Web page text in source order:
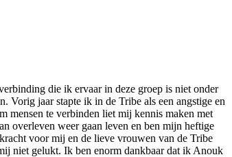
die ik ervaar in deze groep is niet onder
Vorig jaar stapte ik in de Tribe als een angstige en
mensen te verbinden liet mij kennis maken met
overleven weer gaan leven en ben mijn heftige
voor mij en de lieve vrouwen van de Tribe
niet gelukt. Ik ben enorm dankbaar dat ik Anouk